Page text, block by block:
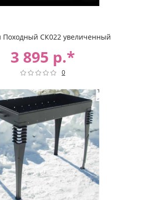
Походный СК022 увеличенный
3 895 р.*
0